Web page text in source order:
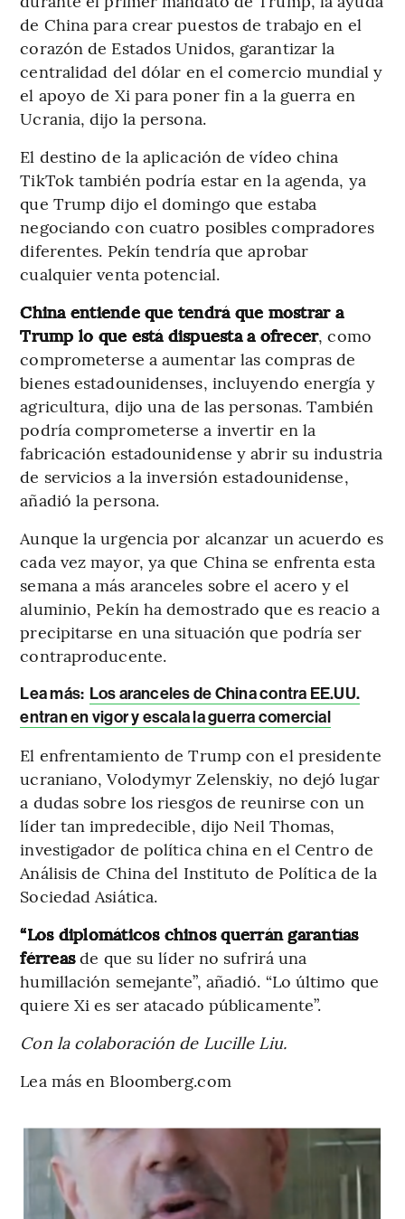
de China para crear puestos de trabajo en el
corazón de Estados Unidos, garantizar la
centralidad del dólar en el comercio mundial y
el apoyo de Xi para poner fin a la guerra en
Ucrania, dijo la persona.
El destino de la aplicación de vídeo china
TikTok también podría estar en la agenda, ya
que Trump dijo el domingo que estaba
negociando con cuatro posibles compradores
diferentes. Pekín tendría que aprobar
cualquier venta potencial.
China entiende que tendrá que mostrar a
Trump lo que está dispuesta a ofrecer, como
comprometerse a aumentar las compras de
bienes estadounidenses, incluyendo energía y
agricultura, dijo una de las personas. También
podría comprometerse a invertir en la
fabricación estadounidense y abrir su industria
de servicios a la inversión estadounidense,
añadió la persona.
Aunque la urgencia por alcanzar un acuerdo es
cada vez mayor, ya que China se enfrenta esta
semana a más aranceles sobre el acero y el
aluminio, Pekín ha demostrado que es reacio a
precipitarse en una situación que podría ser
contraproducente.
Lea más: Los aranceles de China contra EE.UU.
entran en vigor y escala la guerra comercial
El enfrentamiento de Trump con el presidente
ucraniano, Volodymyr Zelenskiy, no dejó lugar
a dudas sobre los riesgos de reunirse con un
líder tan impredecible, dijo Neil Thomas,
investigador de política china en el Centro de
Análisis de China del Instituto de Política de la
Sociedad Asiática.
“Los diplomáticos chinos querrán garantías
férreasde que su líder no sufrirá una
humillación semejante”, añadió. “Lo último que
quiere Xi es ser atacado públicamente”.
Con la colaboración de Lucille Liu.
Lea más en Bloomberg.com